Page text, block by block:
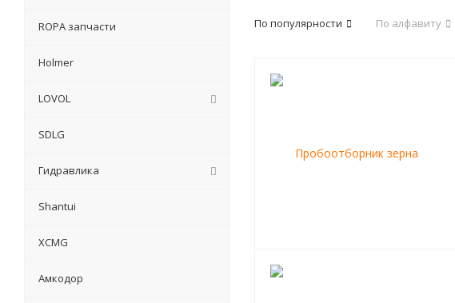
По популярности По алфавиту
ROPA запчасти
Holmer
LOVOL
SDLG
Гидравлика
Shantui
XCMG
Амкодор